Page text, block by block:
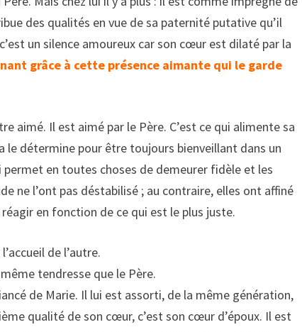
des qualités en vue de sa paternité putative qu’il
un silence amoureux car son cœur est dilaté par la
grâce à cette présence aimante qui le garde
aimé. Il est aimé par le Père. C’est ce qui alimente sa
le détermine pour être toujours bienveillant dans un
en toutes choses de demeurer fidèle et les
ne l’ont pas déstabilisé ; au contraire, elles ont affiné
en fonction de ce qui est le plus juste.
de l’autre.
tendresse que le Père.
de Marie. Il lui est assorti, de la même génération,
qualité de son cœur, c’est son cœur d’époux. Il est